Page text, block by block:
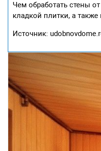
Чем обработать стены
кладкой плитки, а
Источник: